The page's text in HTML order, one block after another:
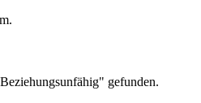
gefunden.